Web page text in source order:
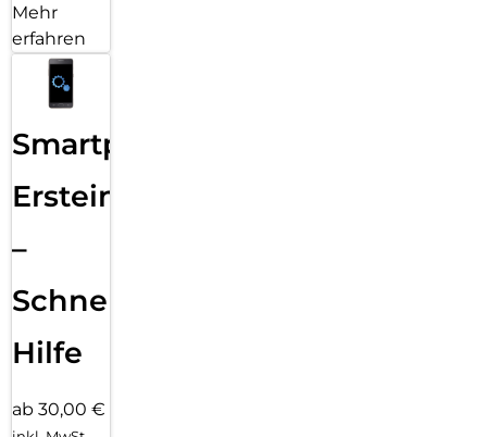
Mehr
erfahren
Smartphone
Ersteinrichtung
–
Schnelle
Hilfe
ab 30,00 €